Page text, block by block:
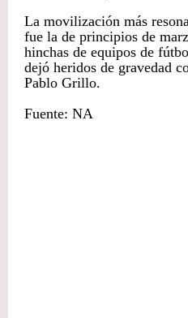
La movilización más
fue la de principios de
hinchas de equipos de
dejó heridos de gravedad
Pablo Grillo.
Fuente: NA